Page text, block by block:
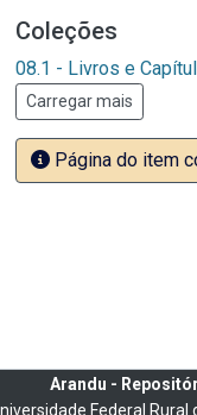
Coleções
08.1 - Livros e
Carregar mais
Página do item
Arandu -
Federal Rural